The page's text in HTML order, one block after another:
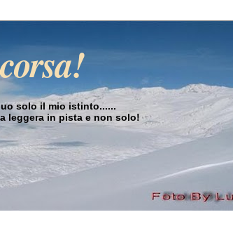
solo il mio istinto......
leggera in pista e non solo!